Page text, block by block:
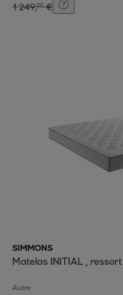
1249,00 €
SIMMONS
Matelas INITIAL ,
Autre